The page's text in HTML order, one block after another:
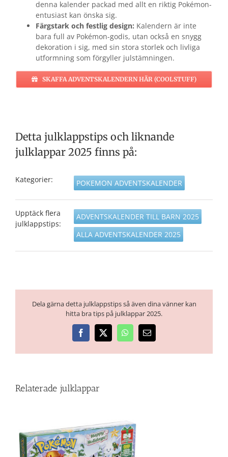
denna kalender packad med allt en riktig Pokémon-
entusiast kan önska sig.
Färgstark och festlig design: Kalendern är inte
bara full av Pokémon-godis, utan också en snygg
dekoration i sig, med sin stora storlek och livliga
utformning som förgyller julstämningen.
SKAFFA ADVENTSKALENDERN HÄR (COOLSTUFF)
Detta julklappstips och liknande
julklappar 2025 finns på:
Kategorier: POKEMON ADVENTSKALENDER
Upptäck flera
julklappstips:
ADVENTSKALENDER TILL BARN 2025
ALLA ADVENTSKALENDER 2025
Dela gärna detta julklappstips så även dina vänner kan
hitta bra tips på julklappar 2025.
Facebook
X WhatsApp
E-
Relaterade julklappar